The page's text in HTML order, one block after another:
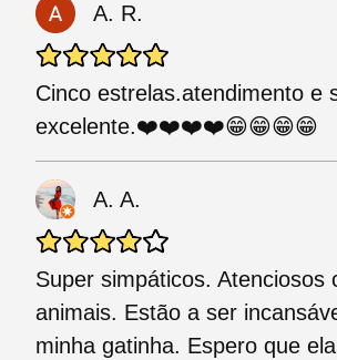
A. R.
Cinco estrelas.atendimento e
excelente.❤️❤️❤️❤️😁😁😁😁
A. A.
Super simpáticos. Atenciosos
animais. Estão a ser
minha gatinha. Espero que